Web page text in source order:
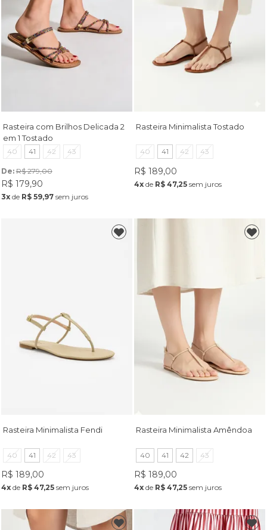
Rasteira com Brilhos Delicada 2
em 1 Tostado
40 41 42 43
De: R$ 279,00
R$ 179,90
3xde R$ 59,97sem juros
Rasteira Minimalista Tostado
40 41 42 43
R$ 189,00
4x de R$ 47,25 sem juros
Rasteira Minimalista Fendi
40 41 42 43
R$ 189,00
4xde R$ 47,25sem juros
Rasteira Minimalista Amêndoa
40 41 42 43
R$ 189,00
4x de R$ 47,25 sem juros